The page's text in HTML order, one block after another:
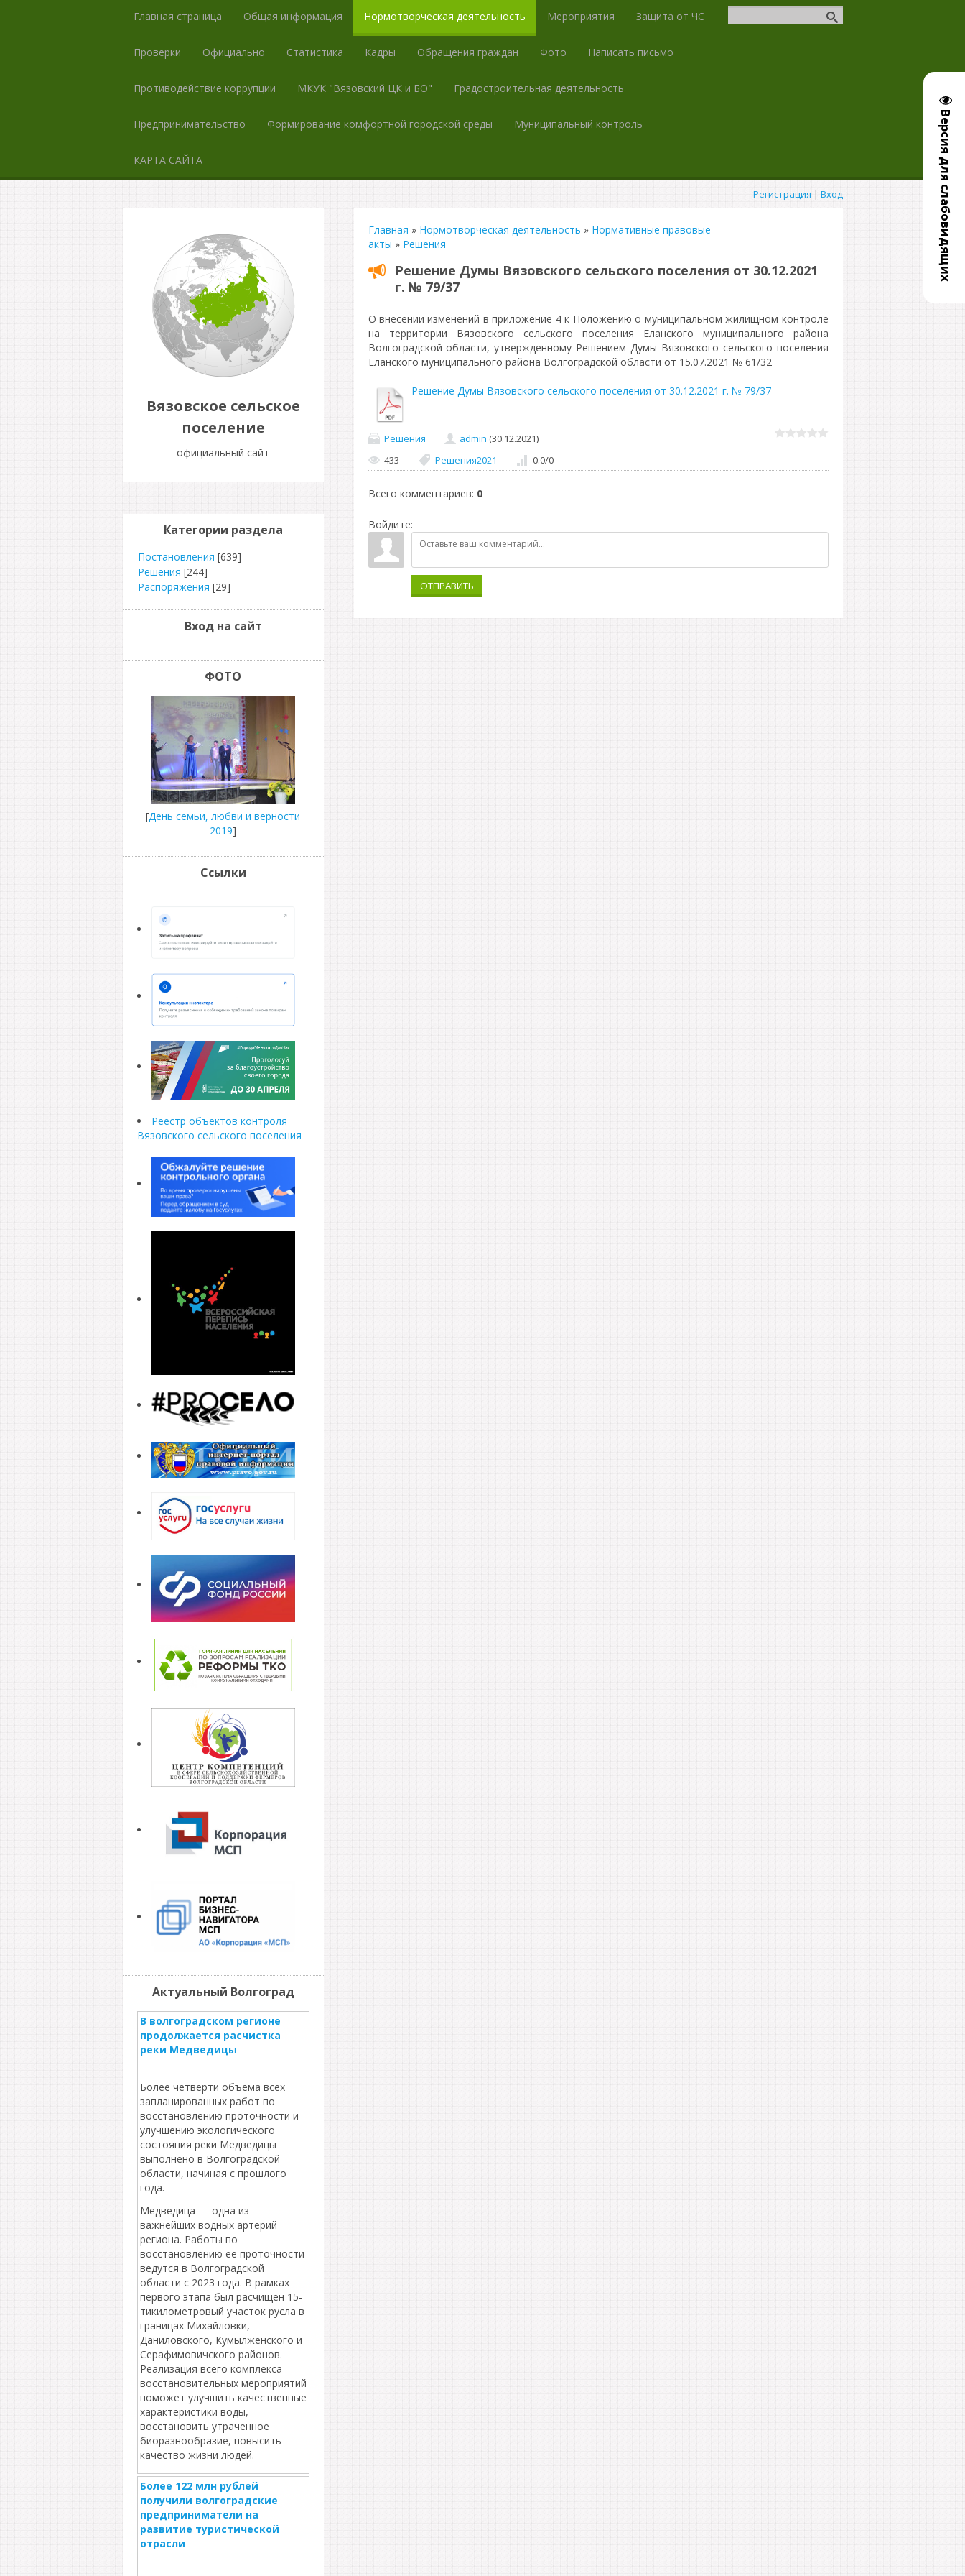
Версия для слабовидящих
Главная страница Общая информация Нормотворческая деятельность Мероприятия Защита от ЧС
Проверки Официально Статистика Кадры Обращения граждан Фото Написать письмо
Противодействие коррупции МКУК "Вязовский ЦК и БО" Градостроительная деятельность
Предпринимательство Формирование комфортной городской среды Муниципальный контроль
КАРТА САЙТА
Регистрация | Вход
Вязовское сельское
поселение
официальный сайт
Главная » Нормотворческая деятельность » Нормативные правовые
акты » Решения
Решение Думы Вязовского сельского поселения от 30.12.2021
г. № 79/37
О внесении изменений в приложение 4 к Положению о муниципальном жилищном контроле
на территории Вязовского сельского поселения Еланского муниципального района
Волгоградской области, утвержденному Решением Думы Вязовского сельского поселения
Еланского муниципального района Волгоградской области от 15.07.2021 № 61/32
Решение Думы Вязовского сельского поселения от 30.12.2021 г. № 79/37
Решения admin (30.12.2021)
433
Решения2021 0.0/0
Всего комментариев: 0
Войдите:
ОТПРАВИТЬ
Категории раздела
Постановления [639]
Решения [244]
Распоряжения [29]
Вход на сайт
ФОТО
[День семьи, любви и верности
2019]
Ссылки
Реестр объектов контроля
Вязовского сельского поселения
Актуальный Волгоград
В волгоградском регионе
продолжается расчистка
реки Медведицы
Более четверти объема всех
запланированных работ по
восстановлению проточности и
улучшению экологического
состояния реки Медведицы
выполнено в Волгоградской
области, начиная с прошлого
года.
Медведица — одна из
важнейших водных артерий
региона. Работы по
восстановлению ее проточности
ведутся в Волгоградской
области с 2023 года. В рамках
первого этапа был расчищен 15-
тикилометровый участок русла в
границах Михайловки,
Даниловского, Кумылженского и
Серафимовичского районов.
Реализация всего комплекса
восстановительных мероприятий
поможет улучшить качественные
характеристики воды,
восстановить утраченное
биоразнообразие, повысить
качество жизни людей.
Более 122 млн рублей
получили волгоградские
предприниматели на
развитие туристической
отрасли